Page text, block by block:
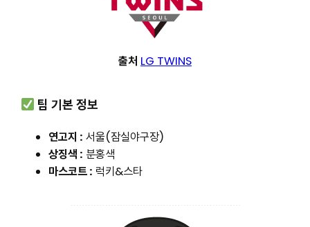
출처 LG TWINS
팀 기본 정보
연고지 : 서울(잠실야구장)
상징색 : 분홍색
마스코트 : 럭키&스타